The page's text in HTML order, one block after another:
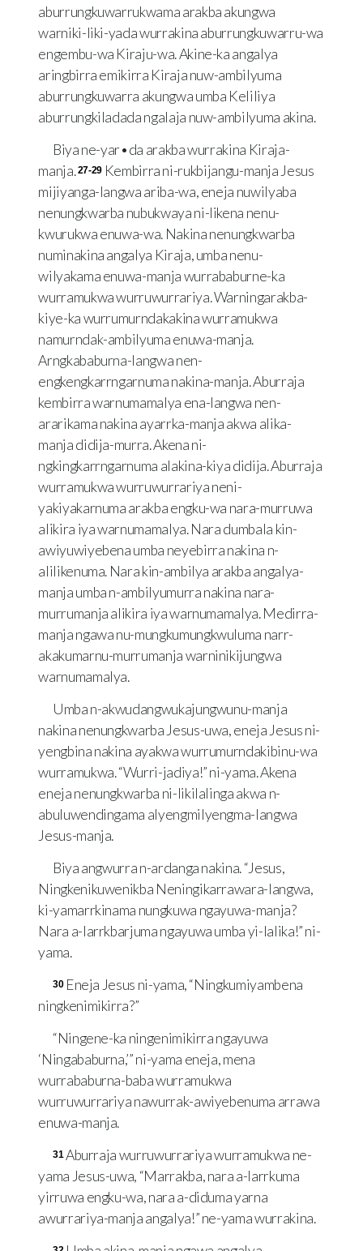
aburrungkuwarrukwama arakba akungwa
warniki-liki-yada wurrakina aburrungkuwarru-wa
engembu-wa Kiraju-wa. Akine-ka angalya
aringbirra emikirra Kiraja nuw-ambilyuma
aburrungkuwarra akungwa umba Keliliya
aburrungkiladada ngalaja nuw-ambilyuma akina.
Biya ne-yar•da arakba wurrakina Kiraja-
manja.27-29 Kembirra ni-rukbijangu-manja Jesus
mijiyanga-langwa ariba-wa, eneja nuwilyaba
nenungkwarba nubukwaya ni-likena nenu-
kwurukwa enuwa-wa. Nakina nenungkwarba
numinakina angalya Kiraja, umba nenu-
wilyakama enuwa-manja wurrababurne-ka
wurramukwa wurruwurrariya. Warningarakba-
kiye-ka wurrumurndakakina wurramukwa
namurndak-ambilyuma enuwa-manja.
Arngkababurna-langwa nen-
engkengkarrngarnuma nakina-manja. Aburraja
kembirra warnumamalya ena-langwa nen-
ararikama nakina ayarrka-manja akwa alika-
manja didija-murra. Akena ni-
ngkingkarrngarnuma alakina-kiya didija. Aburraja
wurramukwa wurruwurrariya neni-
yakiyakarnuma arakba engku-wa nara-murruwa
alikira iya warnumamalya. Nara dumbala kin-
awiyuwiyebena umba neyebirra nakina n-
alilikenuma. Nara kin-ambilya arakba angalya-
manja umba n-ambilyumurra nakina nara-
murrumanja alikira iya warnumamalya. Medirra-
manja ngawa nu-mungkumungkwuluma narr-
akakumarnu-murrumanja warninikijungwa
warnumamalya.
Umba n-akwudangwukajungwunu-manja
nakina nenungkwarba Jesus-uwa, eneja Jesus ni-
yengbina nakina ayakwa wurrumurndakibinu-wa
wurramukwa. “Wurri-jadiya!” ni-yama. Akena
eneja nenungkwarba ni-likilalinga akwa n-
abuluwendingama alyengmilyengma-langwa
Jesus-manja.
Biya angwurra n-ardanga nakina. “Jesus,
Ningkenikuwenikba Neningikarrawara-langwa,
ki-yamarrkinama nungkuwa ngayuwa-manja?
Nara a-larrkbarjuma ngayuwa umba yi-lalika!” ni-
yama.
30 Eneja Jesus ni-yama, “Ningkumiyambena
ningkenimikirra?”
“Ningene-ka ningenimikirra ngayuwa
‘Ningababurna,’” ni-yama eneja, mena
wurrababurna-baba wurramukwa
wurruwurrariya nawurrak-awiyebenuma arrawa
enuwa-manja.
31 Aburraja wurruwurrariya wurramukwa ne-
yama Jesus-uwa, “Marrakba, nara a-larrkuma
yirruwa engku-wa, nara a-diduma yarna
awurrariya-manja angalya!” ne-yama wurrakina.